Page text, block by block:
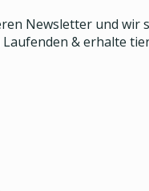
Newsletter und wir
& erhalte